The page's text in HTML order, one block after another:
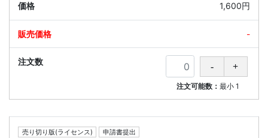
1,600円
-
注文可能数：最小 1
売り切り版(ライセンス) 申請書提出